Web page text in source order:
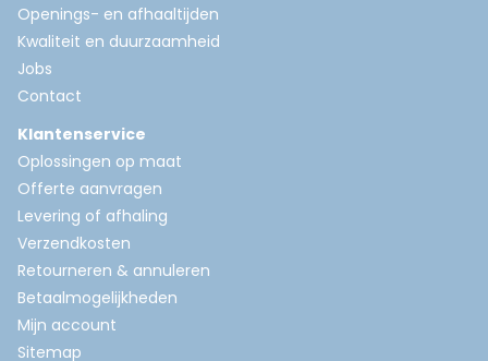
Openings- en afhaaltijden
Kwaliteit en duurzaamheid
Jobs
Contact
Klantenservice
Oplossingen op maat
Offerte aanvragen
Levering of afhaling
Verzendkosten
Retourneren & annuleren
Betaalmogelijkheden
Mijn account
Sitemap